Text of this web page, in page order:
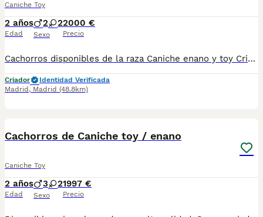
Caniche Toy
2 años
Edad
2 2
Sexo
2000 €
Precio
Cachorros disponibles de la raza Caniche enano y toy Criadores responsables y profesionales. Exigimos seriedad. Posibilidad de ver a los ejemplares en su lugar de nacimiento junto con sus padres. Se entregan con toda su documentación en regla. tlf 679 67 30 10 preferimos una llamada teléfonica para resolver dudas, pero podeis conocernos en altodelpago.es intagram@altodelpago
Criador
Identidad Verificada
Madrid , Madrid (48.8km)
Cachorros de Caniche toy / enano
Caniche Toy
2 años
Edad
3 2
Sexo
1997 €
Precio